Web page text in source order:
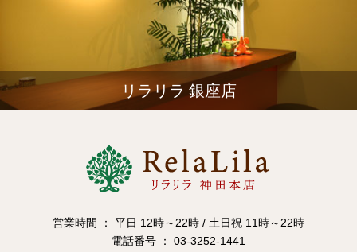
リラリラ 銀座店
営業時間 ： 平日 12時～22時 / 土日祝 11時～22時
電話番号 ： 03-3252-1441